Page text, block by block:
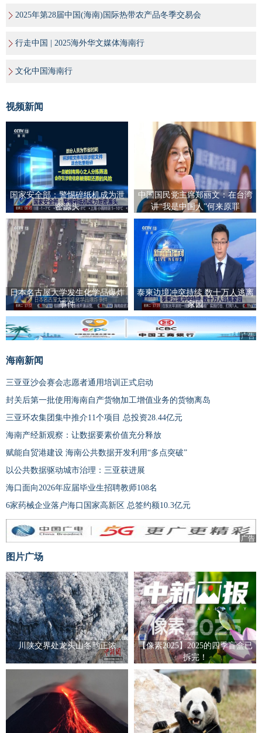
2025年第28届中国(海南)国际热带农产品冬季交易会
行走中国 | 2025海外华文媒体海南行
文化中国海南行
视频新闻
国家安全部：警惕碎纸机成为泄
密源头
中国国民党主席郑丽文：在台湾
讲“我是中国人”何来原罪
日本名古屋大学发生化学品爆炸
事件
泰柬边境冲突持续 数十万人逃离
家园
广告
海南新闻
三亚亚沙会赛会志愿者通用培训正式启动
封关后第一批使用海南自产货物加工增值业务的货物离岛
三亚环农集团集中推介11个项目 总投资28.44亿元
海南产经新观察：让数据要素价值充分释放
赋能自贸港建设 海南公共数据开发利用“多点突破”
以公共数据驱动城市治理：三亚获进展
海口面向2026年应届毕业生招聘教师108名
6家药械企业落户海口国家高新区 总签约额10.3亿元
广告
图片广场
川陕交界处龙头山冬韵正浓
【像素2025】2025的四季盲盒已
拆完！